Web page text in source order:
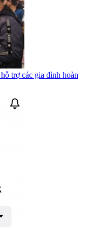
trợ các gia đình hoàn